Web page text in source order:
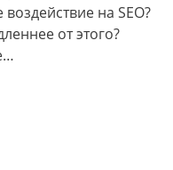
на SEO?
от этого?